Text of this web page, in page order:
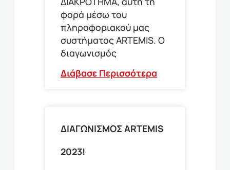
φορά μέσω του
πληροφοριακού μας
συστήματος ARTEMIS. Ο
διαγωνισμός
Διάβασε Περισσότερα
ΔΙΑΓΩΝΙΣΜΟΣ ARTEMIS
2023!